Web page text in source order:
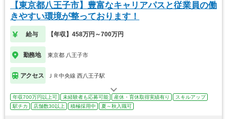
【東京都八王子市】豊富なキャリアパスと従業員の働
きやすい環境が整っております！
給与 【年収】458万円～700万円
勤務地 東京都 八王子市
アクセス ＪＲ中央線 西八王子駅
年収700万円以上可 未経験者も応募可能 産休・育休取得実績有り
スキルアップ
駅チカ
店舗数30以上 積極採用中 夏～秋入職可